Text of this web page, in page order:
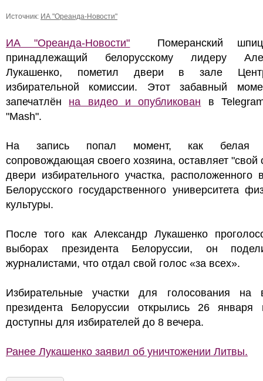
Источник: ИА "Ореанда-Новости"
ИА "Ореанда-Новости" Померанский
принадлежащий белорусскому лидеру
Лукашенко, пометил двери в зале
избирательной комиссии. Этот забавный
запечатлён на видео и опубликован в
"Mash".
На запись попал момент, как белая
сопровождающая своего хозяина, оставляет "свой
двери избирательного участка, расположенного
Белорусского государственного университета
культуры.
После того как Александр Лукашенко
выборах президента Белоруссии, он
журналистами, что отдал свой голос «за всех».
Избирательные участки для голосования на
президента Белоруссии открылись 26 января
доступны для избирателей до 8 вечера.
Ранее Лукашенко заявил об уничтожении Литвы.